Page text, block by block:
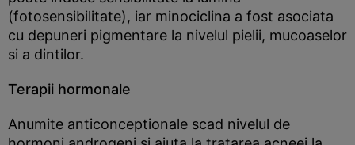
(fotosensibilitate), iar minociclina a fost asociata
cu depuneri pigmentare la nivelul pielii, mucoaselor
si a dintilor.
Terapii hormonale
Anumite anticonceptionale scad nivelul de